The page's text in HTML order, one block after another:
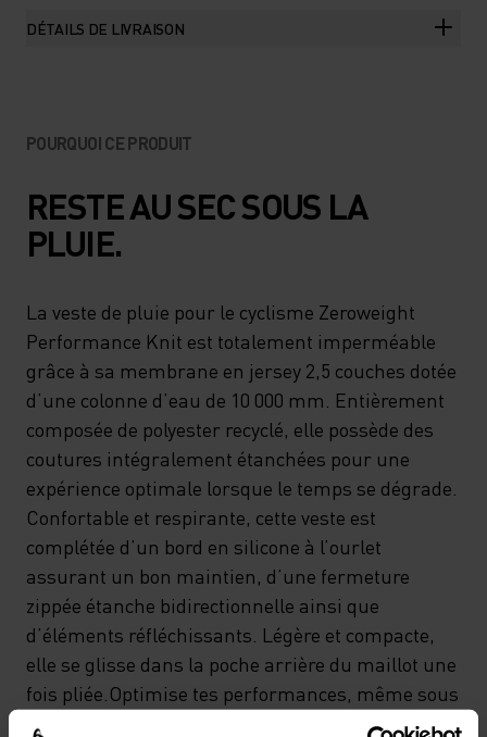
DÉTAILS DE LIVRAISON
POURQUOI CE PRODUIT
RESTE AU SEC SOUS LA
PLUIE.
La veste de pluie pour le cyclisme Zeroweight
Performance Knit est totalement imperméable
grâce à sa membrane en jersey 2,5 couches dotée
d’une colonne d’eau de 10 000 mm. Entièrement
composée de polyester recyclé, elle possède des
coutures intégralement étanchées pour une
expérience optimale lorsque le temps se dégrade.
Confortable et respirante, cette veste est
complétée d’un bord en silicone à l’ourlet
assurant un bon maintien, d’une fermeture
zippée étanche bidirectionnelle ainsi que
d’éléments réfléchissants. Légère et compacte,
elle se glisse dans la poche arrière du maillot une
fois pliée.Optimise tes performances, même sous
la pluie.